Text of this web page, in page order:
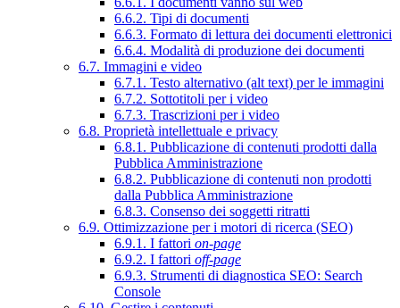
6.6.2. Tipi di documenti
6.6.3. Formato di lettura dei documenti elettronici
6.6.4. Modalità di produzione dei documenti
6.7. Immagini e video
6.7.1. Testo alternativo (alt text) per le immagini
6.7.2. Sottotitoli per i video
6.7.3. Trascrizioni per i video
6.8. Proprietà intellettuale e privacy
6.8.1. Pubblicazione di contenuti prodotti dalla
Pubblica Amministrazione
6.8.2. Pubblicazione di contenuti non prodotti
dalla Pubblica Amministrazione
6.8.3. Consenso dei soggetti ritratti
6.9. Ottimizzazione per i motori di ricerca (SEO)
6.9.1. I fattori on-page
6.9.2. I fattori off-page
6.9.3. Strumenti di diagnostica SEO: Search
Console